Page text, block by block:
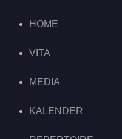
HOME
VITA
MEDIA
KALENDER